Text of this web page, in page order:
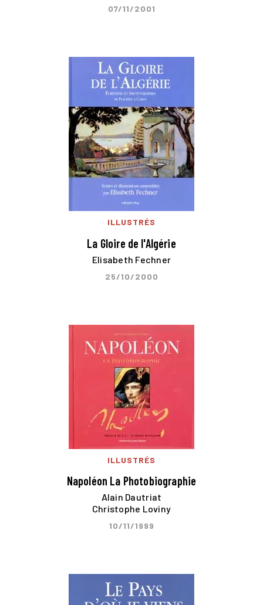
07/11/2001
ILLUSTRÉS
La Gloire de l'Algérie
Elisabeth Fechner
25/10/2000
ILLUSTRÉS
Napoléon La Photobiographie
Alain Dautriat
Christophe Loviny
10/11/1999